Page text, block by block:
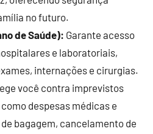
no futuro.
de Saúde): Garante acesso
e laboratoriais,
internações e cirurgias.
você contra imprevistos
despesas médicas e
bagagem, cancelamento de